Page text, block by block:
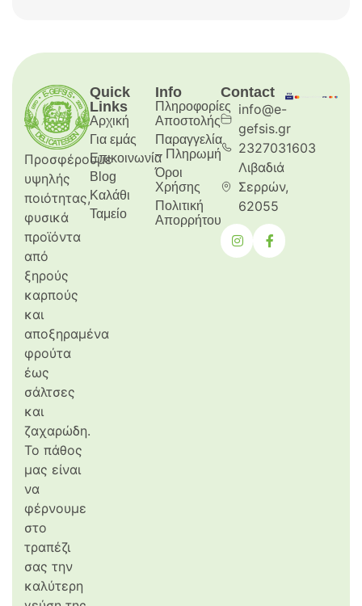
Προσφέρουμε
υψηλής
ποιότητας,
φυσικά
προϊόντα
από
ξηρούς
καρπούς
και
αποξηραμένα
φρούτα
έως
σάλτσες
και
ζαχαρώδη.
Το πάθος
μας είναι
να
φέρνουμε
στο
τραπέζι
σας την
καλύτερη
Quick
Links
Αρχική
Για εμάς
Επικοινωνία
Blog
Καλάθι
Ταμείο
Info
Πληροφορίες
Aποστολής
Παραγγελία
– Πληρωμή
Όροι
Χρήσης
Πολιτική
Απορρήτου
Contact
info@e-
gefsis.gr
2327031603
Λιβαδιά
Σερρών,
62055